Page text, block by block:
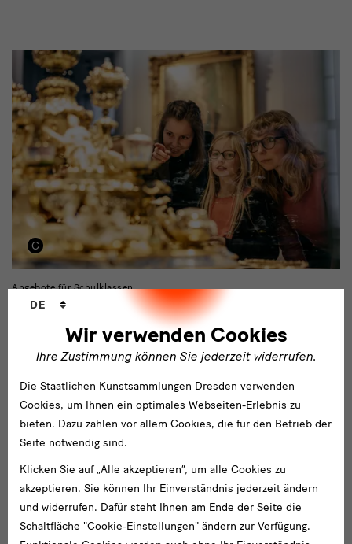
Angebote für Schulklassen
Lernort Residenzschloss
Der Lernort Residenzschloss lädt Schülerinnen und Schülern ein,
die Schätze und Sammlungen im Schloss gemeinsam zu
Zeichnungen und Drucke, Münzen, orientalische Reitzeuge und
Trinkgefäße sowie exotische Materialien: Anhand der
Ausstellungen erhalten sie einen beeindruckenden Überblick
über die sächsische und internationale Kultur- und
Kunstgeschichte.
Zu den Angeboten
Wir verwenden Cookies
Ihre Zustimmung können Sie jederzeit widerrufen.
Sprachwechsler
DE
Die Staatlichen Kunstsammlungen Dresden verwenden
Cookies, um Ihnen ein optimales Webseiten-Erlebnis zu
bieten. Dazu zählen vor allem Cookies, die für den Betrieb der
Seite notwendig sind.
Klicken Sie auf „Alle akzeptieren“, um alle Cookies zu
akzeptieren. Sie können Ihr Einverständnis jederzeit ändern
und widerrufen. Dafür steht Ihnen am Ende der Seite die
Schaltfläche "Cookie-Einstellungen" ändern zur Verfügung.